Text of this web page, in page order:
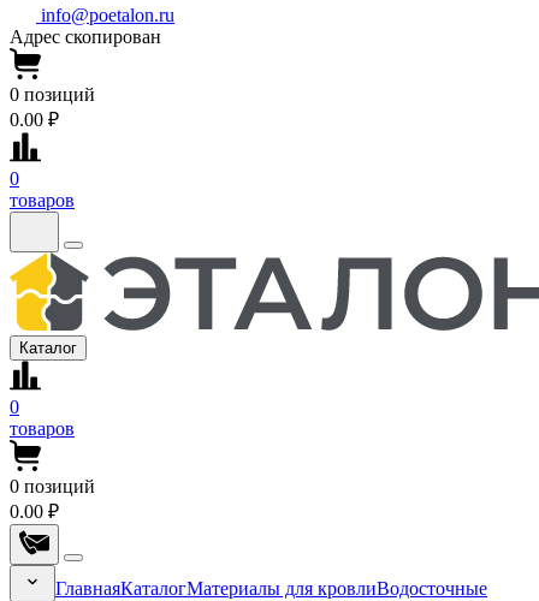
info@poetalon.ru
Адрес скопирован
0 позиций
0.00 ₽
0
товаров
Каталог
0
товаров
0 позиций
0.00 ₽
ГлавнаяКаталогМатериалы для кровлиВодосточные